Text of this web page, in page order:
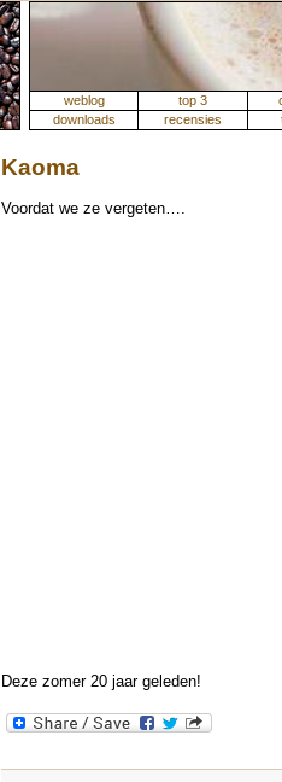
weblog top 3
downloads
recensies
Kaoma
Voordat we ze vergeten….
Deze zomer 20 jaar geleden!